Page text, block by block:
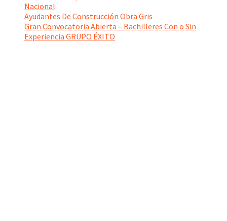
Nacional
Ayudantes De Construcción Obra Gris
Gran Convocatoria Abierta – Bachilleres Con o Sin
Experiencia GRUPO ÉXITO